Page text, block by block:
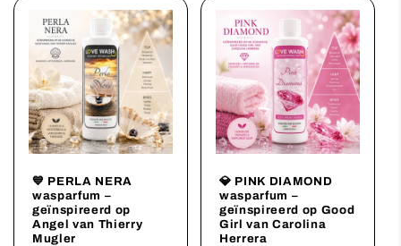
💙 PERLA NERA
wasparfum –
geïnspireerd op
Angel van Thierry
Mugler
💎 PINK DIAMOND
wasparfum –
geïnspireerd op Good
Girl van Carolina
Herrera